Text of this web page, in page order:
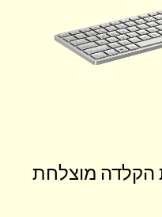
הקלדה מוצלחת